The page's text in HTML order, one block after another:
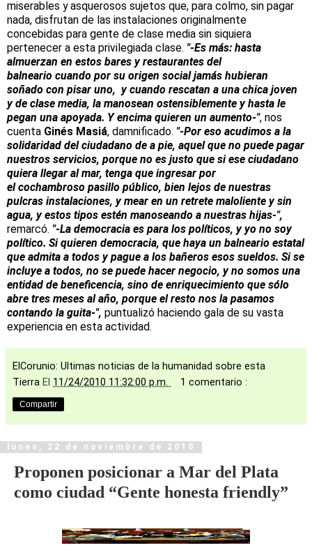
miserables y asquerosos sujetos que, para colmo, sin pagar
nada, disfrutan de las instalaciones originalmente
concebidas para gente de clase media sin siquiera
pertenecer a esta privilegiada clase. "-Es más: hasta
almuerzan en estos bares y restaurantes del
balneario cuando por su origen social jamás hubieran
soñado con pisar uno, y cuando rescatan a una chica joven
y de clase media, la manosean ostensiblemente y hasta le
pegan una apoyada. Y encima quieren un aumento-", nos
cuenta Ginés Masiá, damnificado. "-Por eso acudimos a la
solidaridad del ciudadano de a pie, aquel que no puede pagar
nuestros servicios, porque no es justo que si ese ciudadano
quiera llegar al mar, tenga que ingresar por
el cochambroso pasillo público, bien lejos de nuestras
pulcras instalaciones, y mear en un retrete maloliente y sin
agua, y estos tipos estén manoseando a nuestras hijas-",
remarcó. "-La democracia es para los políticos, y yo no soy
político. Si quieren democracia, que haya un balneario estatal
que admita a todos y pague a los bañeros esos sueldos. Si se
incluye a todos, no se puede hacer negocio, y no somos una
entidad de beneficencia, sino de enriquecimiento que sólo
abre tres meses al año, porque el resto nos la pasamos
contando la guita-", puntualizó haciendo gala de su vasta
experiencia en esta actividad.
ElCorunio: Ultimas noticias de la humanidad sobre esta
Tierra El 11/24/2010 11:32:00 p.m. 1 comentario :
Compartir
lunes, 22 de noviembre de 2010
Proponen posicionar a Mar del Plata
como ciudad “Gente honesta friendly”